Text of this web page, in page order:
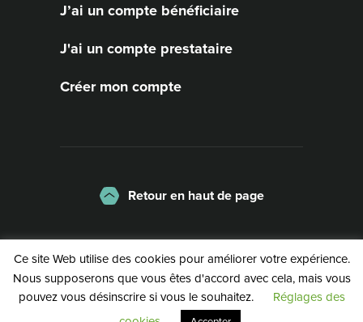
J’ai un compte bénéficiaire
J'ai un compte prestataire
Créer mon compte
Retour en haut de page
La charte
Mentions légales
Politique de confidentialité
©2026 | Service Public de Wallonie
Ce site Web utilise des cookies pour améliorer votre expérience.
Nous supposerons que vous êtes d'accord avec cela, mais vous
pouvez vous désinscrire si vous le souhaitez.
Réglages des